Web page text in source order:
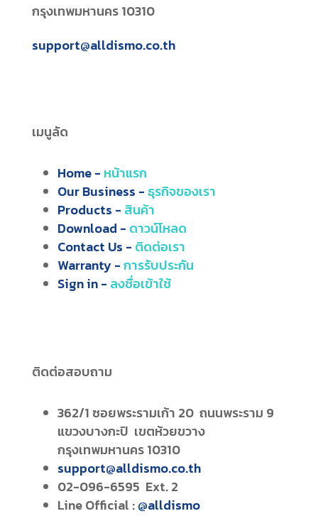
กรุงเทพมหานคร 10310
support@alldismo.co.th
เมนูลัด
Home - หน้าแรก
Our Business - ธุรกิจของเรา
Products - สินค้า
Download - ดาวน์โหลด
Contact Us - ติดต่อเรา
Warranty -การรับประกัน
Sign in - ลงชื่อเข้าใช้
ติดต่อสอบถาม
362/1 ซอยพระรามเก้า 20 ถนนพระราม 9
แขวงบางกะปิ เขตห้วยขวาง
กรุงเทพมหานคร 10310
support@alldismo.co.th
02-096-6595 Ext. 2
Line Official :@alldismo